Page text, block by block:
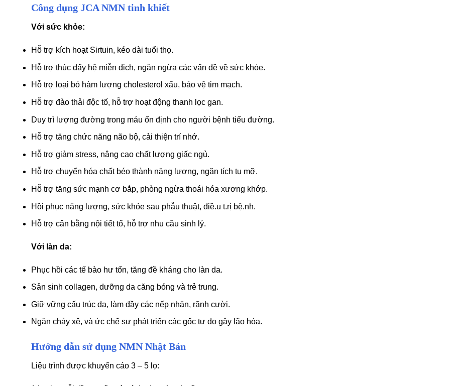
Công dụng JCA NMN tinh khiết
Với sức khỏe:
Hỗ trợ kích hoạt Sirtuin, kéo dài tuổi thọ.
Hỗ trợ thúc đẩy hệ miễn dịch, ngăn ngừa các vấn đề về sức khỏe.
Hỗ trợ loại bỏ hàm lượng cholesterol xấu, bảo vệ tim mạch.
Hỗ trợ đào thải độc tố, hỗ trợ hoạt động thanh lọc gan.
Duy trì lượng đường trong máu ổn định cho người bệnh tiểu đường.
Hỗ trợ tăng chức năng não bộ, cải thiện trí nhớ.
Hỗ trợ giảm stress, nâng cao chất lượng giấc ngủ.
Hỗ trợ chuyển hóa chất béo thành năng lượng, ngăn tích tụ mỡ.
Hỗ trợ tăng sức mạnh cơ bắp, phòng ngừa thoái hóa xương khớp.
Hồi phục năng lượng, sức khỏe sau phẫu thuật, điề.u t.rị bệ.nh.
Hỗ trợ cân bằng nội tiết tố, hỗ trợ nhu cầu sinh lý.
Với làn da:
Phục hồi các tế bào hư tổn, tăng đề kháng cho làn da.
Sản sinh collagen, dưỡng da căng bóng và trẻ trung.
Giữ vững cấu trúc da, làm đầy các nếp nhăn, rãnh cười.
Ngăn chảy xệ, và ức chế sự phát triển các gốc tự do gây lão hóa.
Hướng dẫn sử dụng NMN Nhật Bản
Liệu trình được khuyến cáo 3 – 5 lọ: